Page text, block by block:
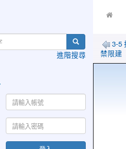
3-5
禁限建
進階搜尋